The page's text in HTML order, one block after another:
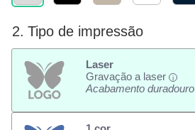
2. Tipo de impressão
Laser
Gravação a laser
i
Acabamento duradouro